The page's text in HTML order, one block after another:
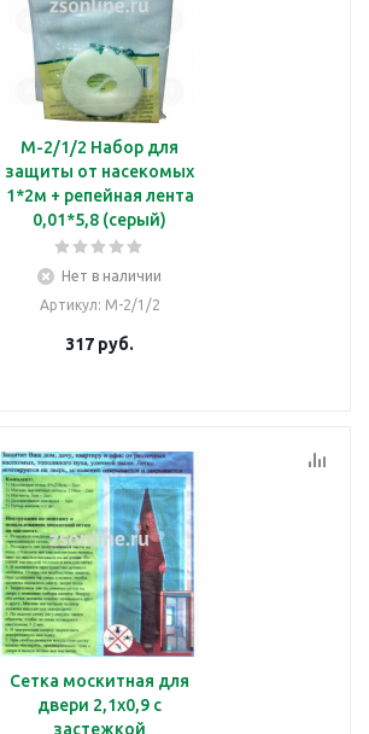
М-2/1/2 Набор для
защиты от насекомых
1*2м + репейная лента
0,01*5,8 (серый)
Нет в наличии
Артикул: М-2/1/2
317 руб.
Сетка москитная для
двери 2,1х0,9 с
застежкой